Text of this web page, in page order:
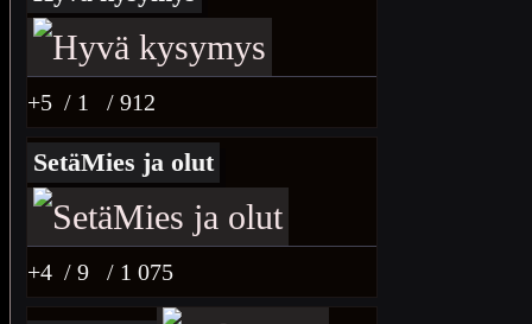
+5 / 1 / 912
SetäMies ja olut
+4 / 9 / 1 075